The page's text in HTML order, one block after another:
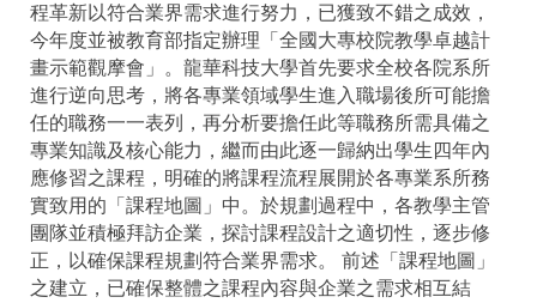
程革新以符合業界需求進行努力，已獲致不錯之成效，
今年度並被教育部指定辦理「全國大專校院教學卓越計
畫示範觀摩會」。龍華科技大學首先要求全校各院系所
進行逆向思考，將各專業領域學生進入職場後所可能擔
任的職務一一表列，再分析要擔任此等職務所需具備之
專業知識及核心能力，繼而由此逐一歸納出學生四年內
應修習之課程，明確的將課程流程展開於各專業系所務
實致用的「課程地圖」中。於規劃過程中，各教學主管
團隊並積極拜訪企業，探討課程設計之適切性，逐步修
正，以確保課程規劃符合業界需求。 前述「課程地圖」
之建立，已確保整體之課程內容與企業之需求相互結